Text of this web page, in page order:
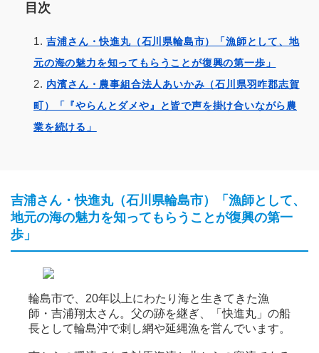
目次
吉浦さん・快進丸（石川県輪島市）「漁師として、地
元の海の魅力を知ってもらうことが復興の第一歩」
内濱さん・農事組合法人あいかみ（石川県羽咋郡志賀
町）「『やらんとダメや』と皆で声を掛け合いながら農
業を続ける」
吉浦さん・快進丸（石川県輪島市）「 漁師として、
地元の海の魅力を知ってもらうことが復興の第一
歩」
輪島市で、20年以上にわたり海と生きてきた漁
師・吉浦翔太さん。父の跡を継ぎ、「快進丸」の船
長として輪島沖で刺し網や延縄漁を営んでいます。